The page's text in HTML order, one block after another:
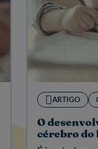
ARTIGO
O
cérebro do